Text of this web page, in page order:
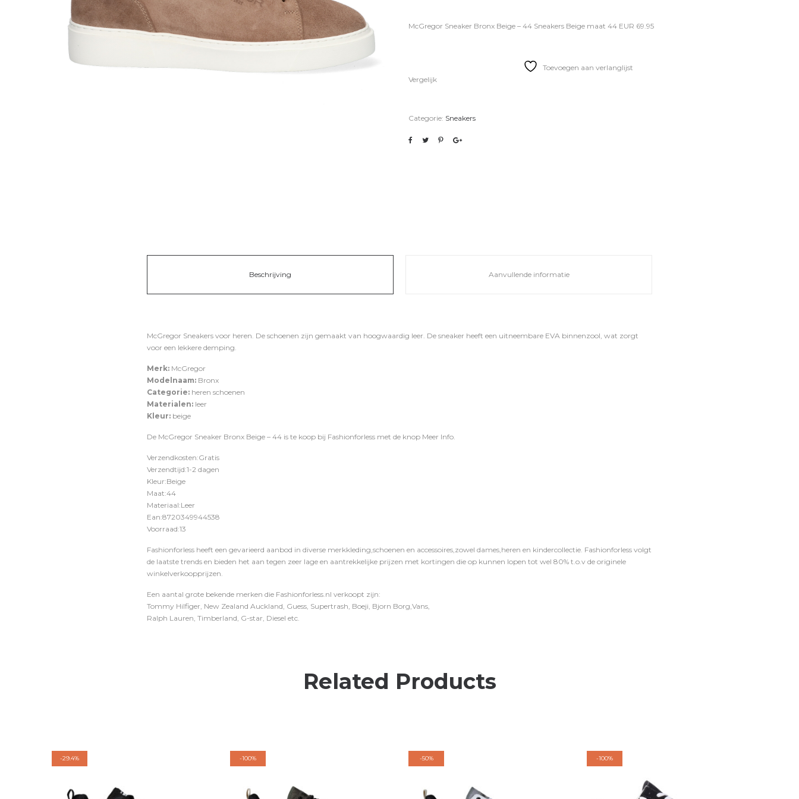
McGregor Sneaker Bronx Beige – 44 Sneakers Beige maat 44 EUR 69.95
Toevoegen aan verlanglijst
Vergelijk
Categorie: Sneakers
Beschrijving Aanvullende informatie
McGregor Sneakers voor heren. De schoenen zijn gemaakt van hoogwaardig leer. De sneaker heeft een uitneembare EVA binnenzool, wat zorgt
voor een lekkere demping.
Merk: McGregor
Modelnaam: Bronx
Categorie: heren schoenen
Materialen: leer
Kleur: beige
De McGregor Sneaker Bronx Beige – 44 is te koop bij Fashionforless met de knop Meer Info.
Verzendkosten:Gratis
Verzendtijd:1-2 dagen
Kleur:Beige
Maat:44
Materiaal:Leer
Ean:8720349944538
Voorraad:13
Fashionforless heeft een gevarieerd aanbod in diverse merkkleding,schoenen en accessoires,zowel dames,heren en kindercollectie. Fashionforless volgt
de laatste trends en bieden het aan tegen zeer lage en aantrekkelijke prijzen met kortingen die op kunnen lopen tot wel 80% t.o.v de originele
winkelverkoopprijzen.
Een aantal grote bekende merken die Fashionforless.nl verkoopt zijn:
Tommy Hilfiger, New Zealand Auckland, Guess, Supertrash, Boeji, Bjorn Borg,Vans,
Ralph Lauren, Timberland, G-star, Diesel etc.
Related Products
-29.4% -100% -50% -100%